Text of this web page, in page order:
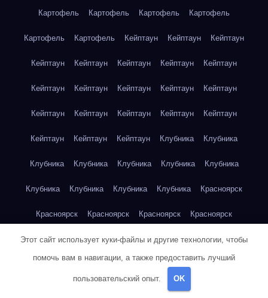
Картофель Картофель Картофель Картофель
Картофель Картофель Кейптаун Кейптаун Кейптаун
Кейптаун Кейптаун Кейптаун Кейптаун Кейптаун
Кейптаун Кейптаун Кейптаун Кейптаун Кейптаун
Кейптаун Кейптаун Кейптаун Кейптаун Кейптаун
Кейптаун Кейптаун Кейптаун Клубника Клубника
Клубника Клубника Клубника Клубника Клубника
Клубника Клубника Клубника Клубника Красноярск
Красноярск Красноярск Красноярск Красноярск
Красноярск Красноярск Красноярск Красноярск
Красноярск Красноярск Красноярск
Кукуруза
Этот сайт использует куки-файлы и другие технологии, чтобы
помочь вам в навигации, а также предоставить лучший
пользовательский опыт. OK